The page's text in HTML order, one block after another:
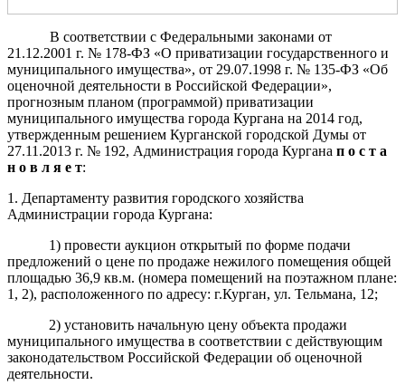
В соответствии с Федеральными законами от
21.12.2001 г. № 178-ФЗ «О приватизации государственного и
муниципального имущества», от 29.07.1998 г. № 135-ФЗ «Об
оценочной деятельности в Российской Федерации»,
прогнозным планом (программой) приватизации
муниципального имущества города Кургана на 2014 год,
утвержденным решением Курганской городской Думы от
27.11.2013 г. № 192, Администрация города Кургана п о с т а
н о в л я е т:
1. Департаменту развития городского хозяйства
Администрации города Кургана:
1) провести аукцион открытый по форме подачи
предложений о цене по продаже нежилого помещения общей
площадью 36,9 кв.м. (номера помещений на поэтажном плане:
1, 2), расположенного по адресу: г.Курган, ул. Тельмана, 12;
2) установить начальную цену объекта продажи
муниципального имущества в соответствии с действующим
законодательством Российской Федерации об оценочной
деятельности.